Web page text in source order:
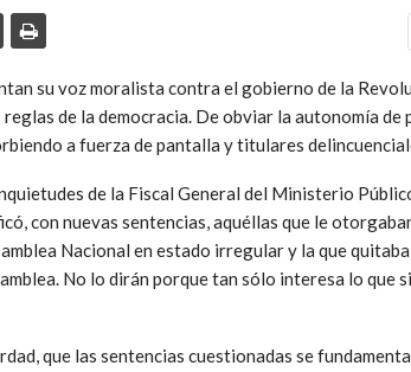
su voz moralista contra el gobierno de la
de la democracia. De obviar la autonomía de
a fuerza de pantalla y titulares
de la Fiscal General del Ministerio
con nuevas sentencias, aquéllas que le
Nacional en estado irregular y la que
No lo dirán porque tan sólo interesa lo que
que las sentencias cuestionadas se